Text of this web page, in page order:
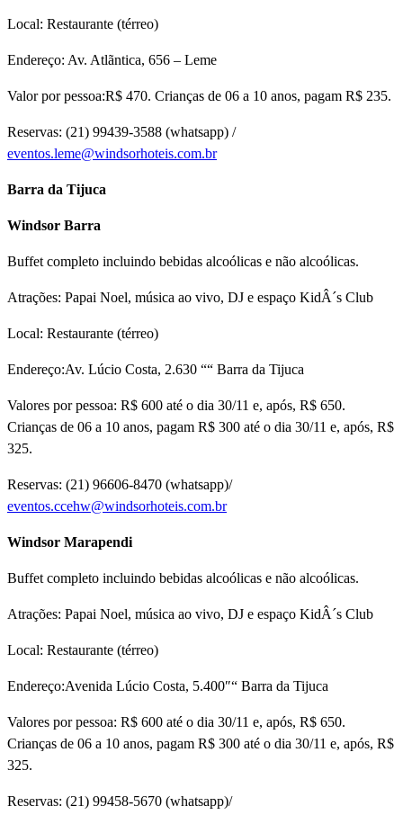
Local: Restaurante (térreo)
Endereço: Av. Atlãntica, 656 – Leme
Valor por pessoa:R$ 470. Crianças de 06 a 10 anos, pagam R$ 235.
Reservas: (21) 99439-3588 (whatsapp) /
eventos.leme@windsorhoteis.com.br
Barra da Tijuca
Windsor Barra
Buffet completo incluindo bebidas alcoólicas e não alcoólicas.
Atrações: Papai Noel, música ao vivo, DJ e espaço KidÂ´s Club
Local: Restaurante (térreo)
Endereço:Av. Lúcio Costa, 2.630 ““ Barra da Tijuca
Valores por pessoa: R$ 600 até o dia 30/11 e, após, R$ 650.
Crianças de 06 a 10 anos, pagam R$ 300 até o dia 30/11 e, após, R$
325.
Reservas: (21) 96606-8470 (whatsapp)/
eventos.ccehw@windsorhoteis.com.br
Windsor Marapendi
Buffet completo incluindo bebidas alcoólicas e não alcoólicas.
Atrações: Papai Noel, música ao vivo, DJ e espaço KidÂ´s Club
Local: Restaurante (térreo)
Endereço:Avenida Lúcio Costa, 5.400″“ Barra da Tijuca
Valores por pessoa: R$ 600 até o dia 30/11 e, após, R$ 650.
Crianças de 06 a 10 anos, pagam R$ 300 até o dia 30/11 e, após, R$
325.
Reservas: (21) 99458-5670 (whatsapp)/